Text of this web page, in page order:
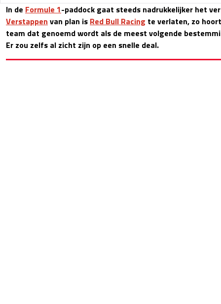
In de Formule 1-paddock gaat steeds nadrukkelijker het
Verstappen van plan is Red Bull Racing te verlaten, zo
team dat genoemd wordt als de meest volgende
Er zou zelfs al zicht zijn op een snelle deal.